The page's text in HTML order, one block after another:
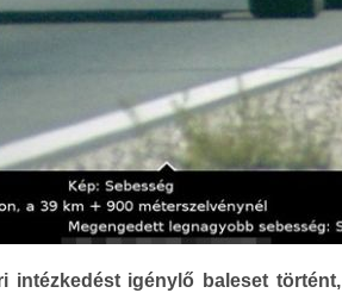
intézkedést igénylő baleset